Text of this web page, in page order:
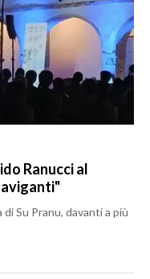
Ranucci al
Su Pranu, davanti a più